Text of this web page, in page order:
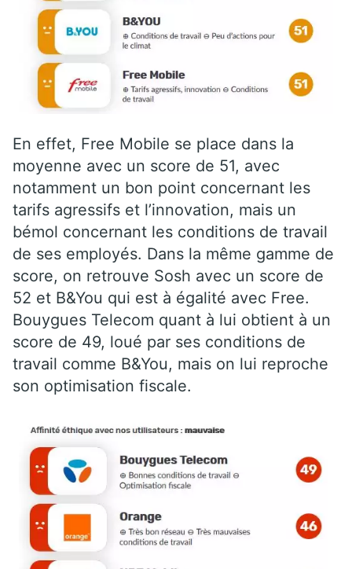
En effet, Free Mobile se place dans la
moyenne avec un score de 51, avec
notamment un bon point concernant les
tarifs agressifs et l’innovation, mais un
bémol concernant les conditions de travail
de ses employés. Dans la même gamme de
score, on retrouve Sosh avec un score de
52 et B&You qui est à égalité avec Free.
Bouygues Telecom quant à lui obtient à un
score de 49, loué par ses conditions de
travail comme B&You, mais on lui reproche
son optimisation fiscale.